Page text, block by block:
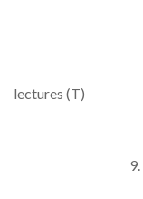
lectures (T)